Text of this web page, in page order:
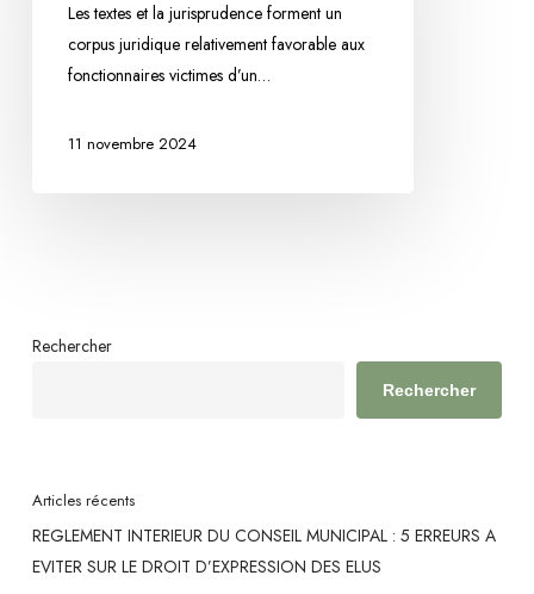
maladies
imputables
Les textes et la jurisprudence forment un
corpus juridique relativement favorable aux
fonctionnaires victimes d’un…
11 novembre 2024
Rechercher
Rechercher
Articles récents
REGLEMENT INTERIEUR DU CONSEIL MUNICIPAL : 5 ERREURS A
EVITER SUR LE DROIT D’EXPRESSION DES ELUS